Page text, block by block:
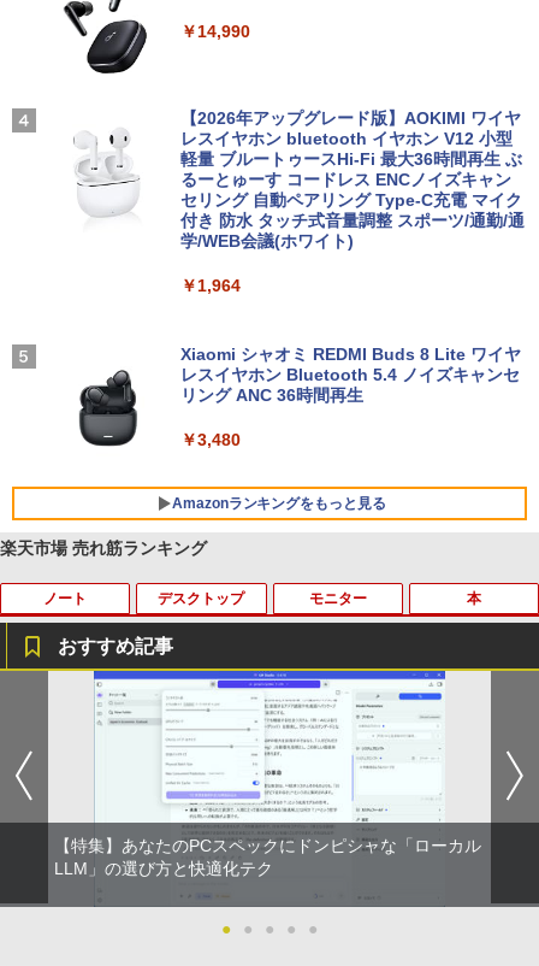
￥14,990
【2026年アップグレード版】AOKIMI ワイヤ
レスイヤホン bluetooth イヤホン V12 小型
軽量 ブルートゥースHi-Fi 最大36時間再生 ぶ
るーとゅーす コードレス ENCノイズキャン
セリング 自動ペアリング Type-C充電 マイク
付き 防水 タッチ式音量調整 スポーツ/通勤/通
学/WEB会議(ホワイト)
￥1,964
Xiaomi シャオミ REDMI Buds 8 Lite ワイヤ
レスイヤホン Bluetooth 5.4 ノイズキャンセ
リング ANC 36時間再生
￥3,480
Amazonランキングをもっと見る
BRUCE WAYNE feat. Flo Milli, ATL Jacob
[Explicit]
￥250
BRUCE WAYNE feat. Flo Milli, ATL Jacob
[Explicit]
￥250
On My Road (Stadium ver.)
by Amazon 天然水 ラベルレス 500ml ×24本
富士山の天然水 バナジウム含有 水 ミネラル
ットル (Smart Basic)
￥1,380
【Amazon.co.jp限定】 い・ろ・は・す 2L P
ET ラベルレス ×8本
￥1,112
by Amazon 天然水ラベルレス 2L×9本
薬屋のひとりごと 17巻 (デジタル版ビッグガ
ンガンコミックス)
￥770
ONE PIECE モノクロ版 115 (ジャンプコミッ
クスDIGITAL)
￥594
異世界居酒屋「のぶ」(22) (角川コミックス・
エース)
楽天市場 売れ筋ランキング
ノート
超得5,000円OFF&P10倍｜高性能Core i5
第10世代｜新生活応援 豪華特典付き｜最
大180日保証｜中古ノートパソコン Wind
ows11 office付き ｜中古ノートパソコン
15.6 テンキー付き｜中古ノートパソコン
第10世代｜ノートパソコン｜PC｜中古パ
ソコン｜パソコン｜中古PC
￥39,800
デスクトップ
中古パソコン 一体型 富士通 ESPRIMO F
H52/S FMVF52SW Windows10 Celeron
1005M 1.90GHz メモリ4GB 1TB 21.5イ
ンチ Office付き DVD Webカメラ 無線L
AN 3ヶ月保証 wd2685 中古
￥15,800
2
【★最大100%ポイント】おまかせ 中古
パソコン Windows XP Core i5 メモリ 4
モニター
【エントリーで最大全額ポイント還元｜
8/11まで】 PHILIPS｜フィリップス USB
-C接続 PCモニター ブラック 24E1N130
0A/11 [23.8型 /フルHD(1920×1080) /ワ
イド /100Hz]
￥19,620
2
Philips｜フィリップス 液晶ディスプレ
イ(23.8型/IPS/FullHD 1920×1080/100H
本
おいしい！イラストレッスン クレパス
で描きました [ momo ]
￥1,518
80代になるとたいていボケるか死ぬ。70
冬舎新書） [ 林真理子 ]
おすすめ記事
【特集】あなたのPCスペックにドンピシャな「ローカル
LLM」の選び方と快適化テク
● ● ● ● ●